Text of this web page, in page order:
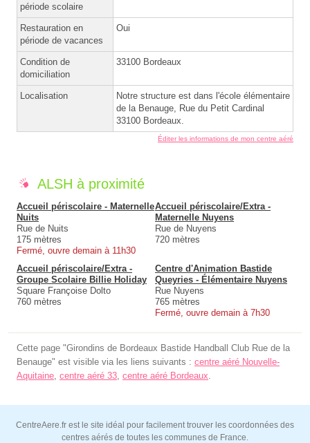
période scolaire
Restauration en
période de vacances
Oui
Condition de
domiciliation
33100 Bordeaux
Localisation
Notre structure est dans l'école élémentaire
de la Benauge, Rue du Petit Cardinal
33100 Bordeaux.
Éditer les informations de mon centre aéré
ALSH à proximité
Accueil périscolaire - Maternelle
Nuits
Rue de Nuits
175 mètres
Fermé, ouvre demain à 11h30
Accueil périscolaire/Extra -
Maternelle Nuyens
Rue de Nuyens
720 mètres
Accueil périscolaire/Extra -
Groupe Scolaire Billie Holiday
Square Françoise Dolto
760 mètres
Centre d'Animation Bastide
Queyries - Élémentaire Nuyens
Rue Nuyens
765 mètres
Fermé, ouvre demain à 7h30
Cette page "Girondins de Bordeaux Bastide Handball Club Rue de la
Benauge" est visible via les liens suivants : centre aéré Nouvelle-
Aquitaine centre aéré 33 centre aéré Bordeaux
CentreAere.fr est le site idéal pour facilement trouver les coordonnées des
centres aérés de toutes les communes de France.